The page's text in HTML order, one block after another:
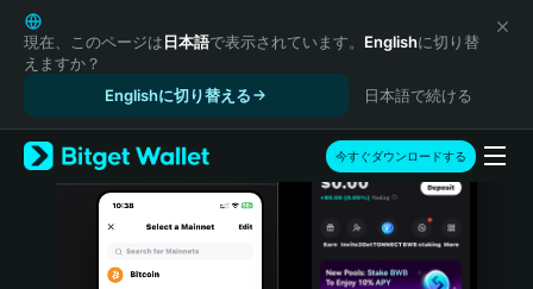
English
日本語
Tiếng Việt
Español (Latinoamérica)
Türkçe
Italiano
現在、このページは日本語で表示されています。 Englishに切り替
えますか？
Englishに切り替える
日本語で続ける
今すぐダウンロードする